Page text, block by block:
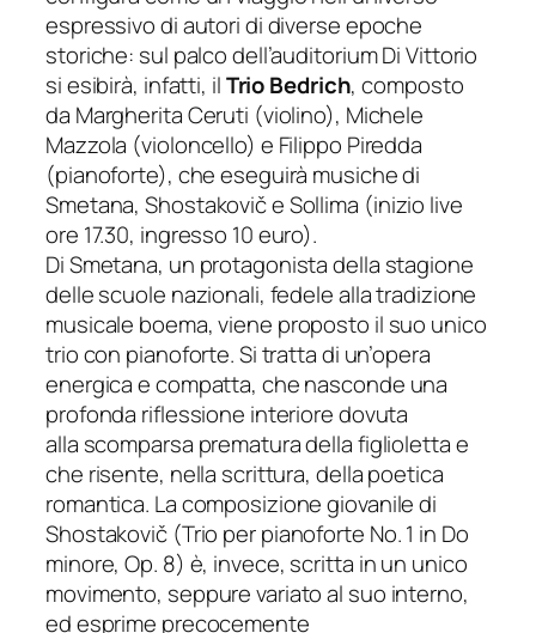
espressivo di autori di diverse epoche
storiche: sul palco dell’auditorium Di Vittorio
si esibirà, infatti, ilTrio Bedrich, composto
da Margherita Ceruti (violino), Michele
Mazzola (violoncello) e Filippo Piredda
(pianoforte), che eseguirà musiche di
Smetana, Shostakovič e Sollima (inizio live
ore 17.30, ingresso 10 euro).
Di Smetana, un protagonista della stagione
delle scuole nazionali, fedele alla tradizione
musicale boema, viene proposto il suo unico
trio con pianoforte. Si tratta di un’opera
energica e compatta, che nasconde una
profonda riflessione interiore dovuta
alla scomparsa prematura della figlioletta e
che risente, nella scrittura, della poetica
romantica. La composizione giovanile di
Shostakovič (Trio per pianoforte No. 1 in Do
minore, Op. 8) è, invece, scritta in un unico
movimento, seppure variato al suo interno,
ed esprime precocemente